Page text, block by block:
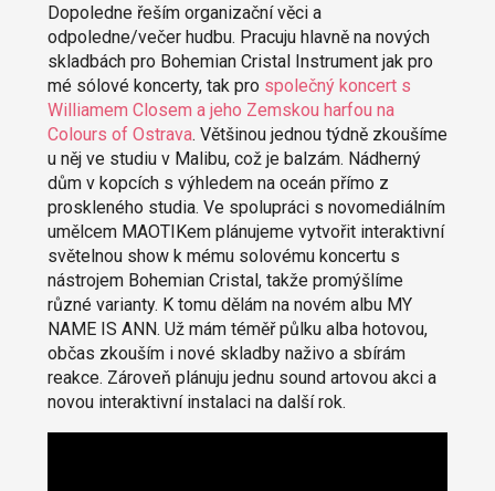
Dopoledne řeším organizační věci a
odpoledne/večer hudbu. Pracuju hlavně na nových
skladbách pro Bohemian Cristal Instrument jak pro
mé sólové koncerty, tak pro společný koncert s
Williamem Closem a jeho Zemskou harfou na
Colours of Ostrava. Většinou jednou týdně zkoušíme
u něj ve studiu v Malibu, což je balzám. Nádherný
dům v kopcích s výhledem na oceán přímo z
proskleného studia. Ve spolupráci s novomediálním
umělcem MAOTIKem plánujeme vytvořit interaktivní
světelnou show k mému solovému koncertu s
nástrojem Bohemian Cristal, takže promýšlíme
různé varianty. K tomu dělám na novém albu MY
NAME IS ANN. Už mám téměř půlku alba hotovou,
občas zkouším i nové skladby naživo a sbírám
reakce. Zároveň plánuju jednu sound artovou akci a
novou interaktivní instalaci na další rok.